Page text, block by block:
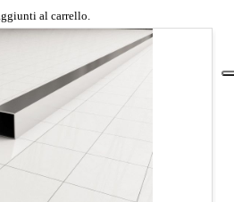
al carrello.